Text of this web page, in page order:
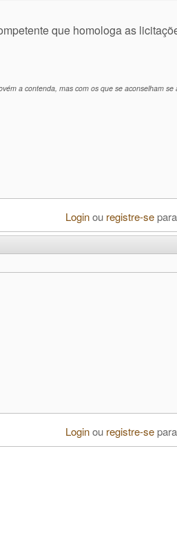
que homologa as
a contenda, mas com os que se aconselham se
Loginou registre-se
Loginou registre-se